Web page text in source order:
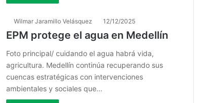
Wilmar Jaramillo Velásquez 12/12/2025
EPM protege el agua en Medellín
Foto principal/ cuidando el agua habrá vida,
agricultura. Medellín continúa recuperando sus
cuencas estratégicas con intervenciones
ambientales y sociales que…